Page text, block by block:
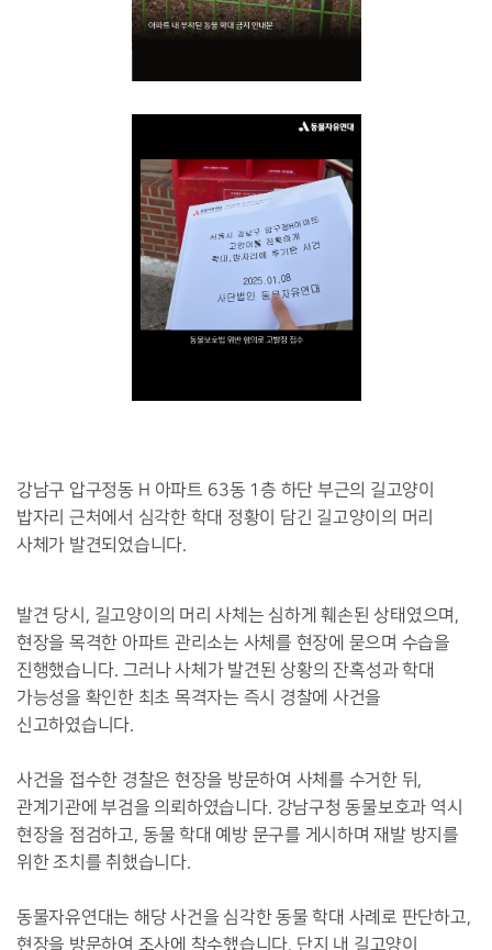
강남구 압구정동 H 아파트 63동 1층 하단 부근의 길고양이
밥자리 근처에서 심각한 학대 정황이 담긴 길고양이의 머리
사체가 발견되었습니다.
발견 당시 , 길고양이의 머리 사체는 심하게 훼손된 상태였으며 ,
현장을 목격한 아파트 관리소는 사체를 현장에 묻으며 수습을
진행했습니다. 그러나 사체가 발견된 상황의 잔혹성과 학대
가능성을 확인한 최초 목격자는 즉시 경찰에 사건을
신고하였습니다.
사건을 접수한 경찰은 현장을 방문하여 사체를 수거한 뒤 ,
관계기관에 부검을 의뢰하였습니다. 강남구청 동물보호과 역시
현장을 점검하고, 동물 학대 예방 문구를 게시하며 재발 방지를
위한 조치를 취했습니다.
동물자유연대는 해당 사건을 심각한 동물 학대 사례로 판단하고,
현장을 방문하여 조사에 착수했습니다. 단지 내 길고양이